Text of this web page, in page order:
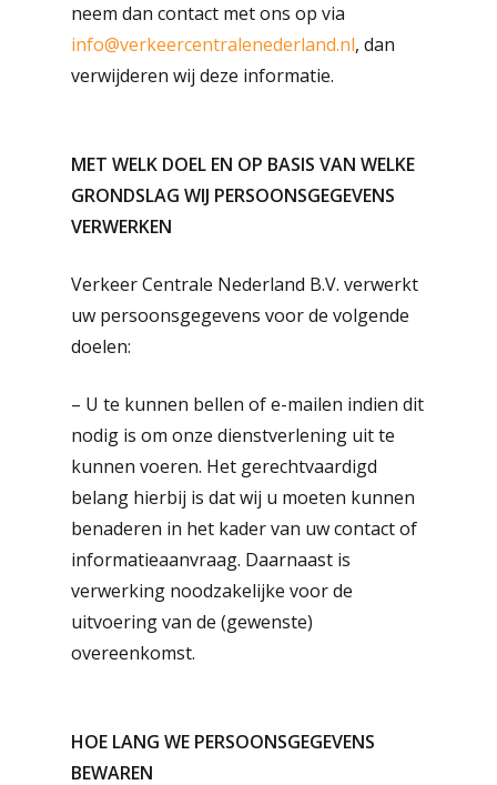
neem dan contact met ons op via
info@verkeercentralenederland.nl, dan
verwijderen wij deze informatie.
MET WELK DOEL EN OP BASIS VAN WELKE
GRONDSLAG WIJ PERSOONSGEGEVENS
VERWERKEN
Verkeer Centrale Nederland B.V. verwerkt
uw persoonsgegevens voor de volgende
doelen:
– U te kunnen bellen of e-mailen indien dit
nodig is om onze dienstverlening uit te
kunnen voeren. Het gerechtvaardigd
belang hierbij is dat wij u moeten kunnen
benaderen in het kader van uw contact of
informatieaanvraag. Daarnaast is
verwerking noodzakelijke voor de
uitvoering van de (gewenste)
overeenkomst.
HOE LANG WE PERSOONSGEGEVENS
BEWAREN